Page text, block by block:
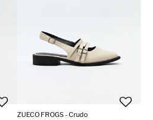
ZUECO FROGS - Crudo